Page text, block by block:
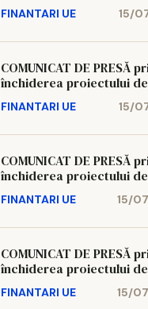
municipiul Iași, județul
structura Șc. Gimnaziale
FINANTARI UE 15/
COMUNICAT DE PRESĂ
închiderea proiectului
municipiul Iași, județul Iași –
Municipiul Iași
FINANTARI UE 15/
COMUNICAT DE PRESĂ
închiderea proiectului
municipiul Iași, județul Iași –
Municipiul Iași
FINANTARI UE 15/
COMUNICAT DE PRESĂ
închiderea proiectului
municipiul Iași, județul
FINANTARI UE 15/